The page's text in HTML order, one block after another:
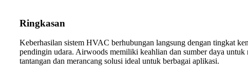
Ringkasan
Keberhasilan sistem HVAC berhubungan langsung dengan tingkat
pendingin udara. Airwoods memiliki keahlian dan sumber daya
tantangan dan merancang solusi ideal untuk berbagai aplikasi.